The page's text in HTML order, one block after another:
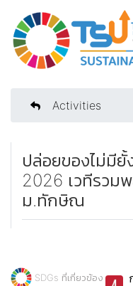
Activities
ปล่อยของไม่มี
2026 เวทีรวม
ม.ทักษิณ
SDGs ที่เกี่ยวข้อง